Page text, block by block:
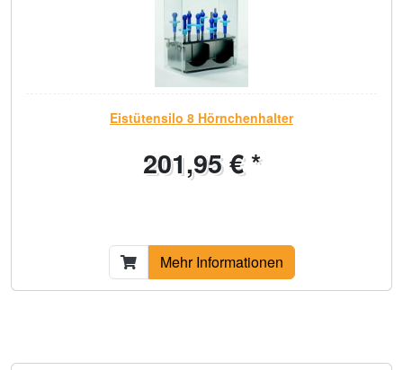
Eistütensilo 8 Hörnchenhalter
201,95 € *
Mehr Informationen